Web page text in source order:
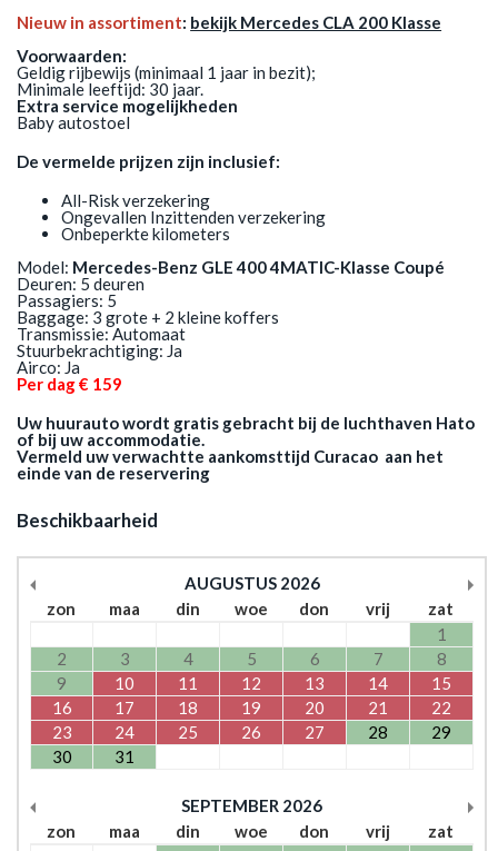
Nieuw in assortiment: bekijk Mercedes CLA 200 Klasse
Voorwaarden:
Geldig rijbewijs (minimaal 1 jaar in bezit);
Minimale leeftijd: 30 jaar.
Extra service mogelijkheden
Baby autostoel
De vermelde prijzen zijn inclusief:
All-Risk verzekering
Ongevallen Inzittenden verzekering
Onbeperkte kilometers
Model: Mercedes-Benz GLE 400 4MATIC-Klasse Coupé
Deuren: 5 deuren
Passagiers: 5
Baggage: 3 grote + 2 kleine koffers
Transmissie: Automaat
Stuurbekrachtiging: Ja
Airco: Ja
Per dag € 159
Uw huurauto wordt gratis gebracht bij de luchthaven Hato
of bij uw accommodatie.
Vermeld uw verwachtte aankomsttijd Curacao aan het
einde van de reservering
Beschikbaarheid
AUGUSTUS 2026
zon
maa din woe don vrij
zat
1
2
3 4 5 6 7
8
9
10 11 12 13 14
15
16
17 18 19 20 21
22
23
24 25 26 27 28
29
30
31
SEPTEMBER 2026
zon
maa din woe don vrij
zat